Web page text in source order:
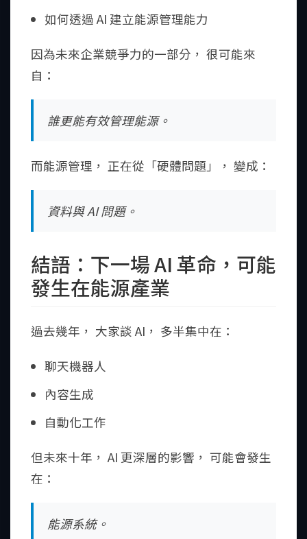
如何透過 AI 建立能源管理能力
因為未來企業競爭力的一部分， 很可能來
自：
誰更能有效管理能源。
而能源管理， 正在從「硬體問題」， 變成：
資料與 AI 問題。
結語：下一場 AI 革命，可能
發生在能源產業
過去幾年， 大家談 AI， 多半集中在：
聊天機器人
內容生成
自動化工作
但未來十年， AI 更深層的影響， 可能會發生
在：
能源系統。